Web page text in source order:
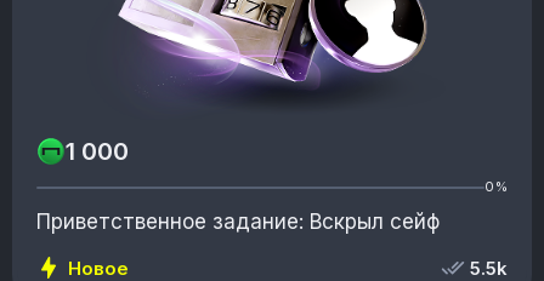
1 000
0%
Приветственное задание: Вскрыл сейф
Новое 5.5k